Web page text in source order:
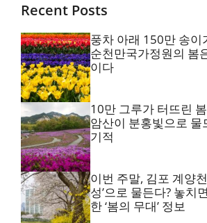
Recent Posts
풍차 아래 150만 송이
순천만국가정원의 봄
이다
10만 그루가 터뜨린
암산이 분홍빛으로 물
기적
이번 주말, 김포 계양
성’으로 물든다? 놓치
한 ‘봄의 무대’ 정보